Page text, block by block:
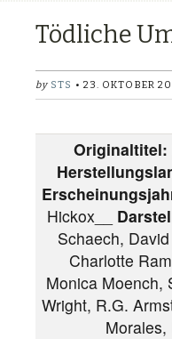
Tödliche
by STS • 23. OKTOBER
Originaltitel:
Hickox__
Schaech,
Charlotte
Monica Moench,
Wright, R.G.